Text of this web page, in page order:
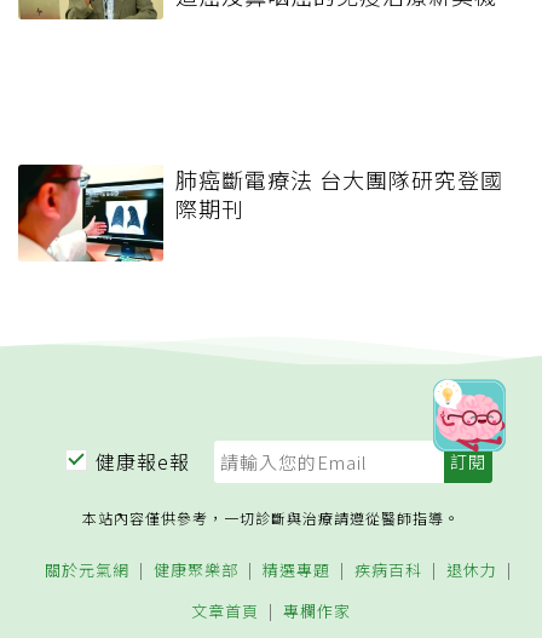
肺癌斷電療法 台大團隊研究登國
際期刊
健康報e報
本站內容僅供參考，一切診斷與治療請遵從醫師指導。
關於元氣網 健康聚樂部 精選專題 疾病百科
退休力
文章首頁
專欄作家